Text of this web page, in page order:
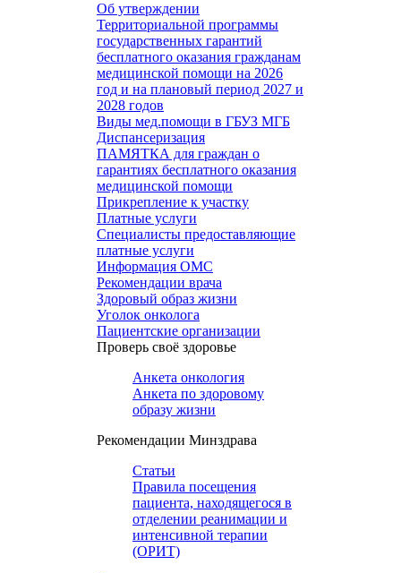
Об утверждении
Территориальной программы
государственных гарантий
бесплатного оказания гражданам
медицинской помощи на 2026
год и на плановый период 2027 и
2028 годов
Виды мед.помощи в ГБУЗ МГБ
Диспансеризация
ПАМЯТКА для граждан о
гарантиях бесплатного оказания
медицинской помощи
Прикрепление к участку
Платные услуги
Специалисты предоставляющие
платные услуги
Информация ОМС
Рекомендации врача
Здоровый образ жизни
Уголок онколога
Пациентские организации
Проверь своё здоровье
Анкета онкология
Анкета по здоровому
образу жизни
Рекомендации Минздрава
Статьи
Правила посещения
пациента, находящегося в
отделении реанимации и
интенсивной терапии
(ОРИТ)